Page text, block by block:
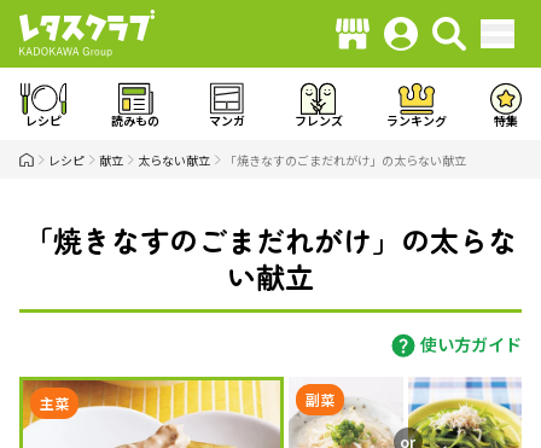
レシピ 読みもの マンガ フレンズ ランキング 特集
レシピ 献立 太らない献立 「焼きなすのごまだれがけ」の太らない献立
「焼きなすのごまだれがけ」の太らな
い献立
使い方ガイド
主菜 副菜